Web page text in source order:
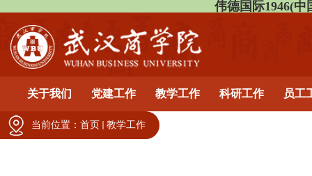
伟德国际1946(中
关于我们 党建工作 教学工作 科研工作 员工
当前位置： 首页 教学工作